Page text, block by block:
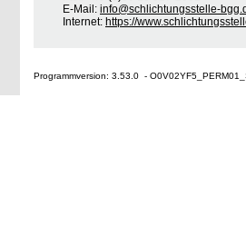
E-Mail: info@schlichtungsstelle-
Internet: https://
Programmversion: 3.53.0 -